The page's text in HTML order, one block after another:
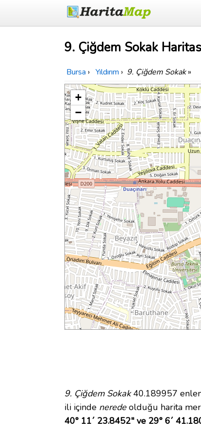
9. Çiğdem Sokak
Bursa › Yıldırım › 9. Çiğdem Sokak»
+
−
9. Çiğdem Sokak40.189957
ili içinde neredeolduğu harita
40° 11´ 23.8452" ve 29° 6´